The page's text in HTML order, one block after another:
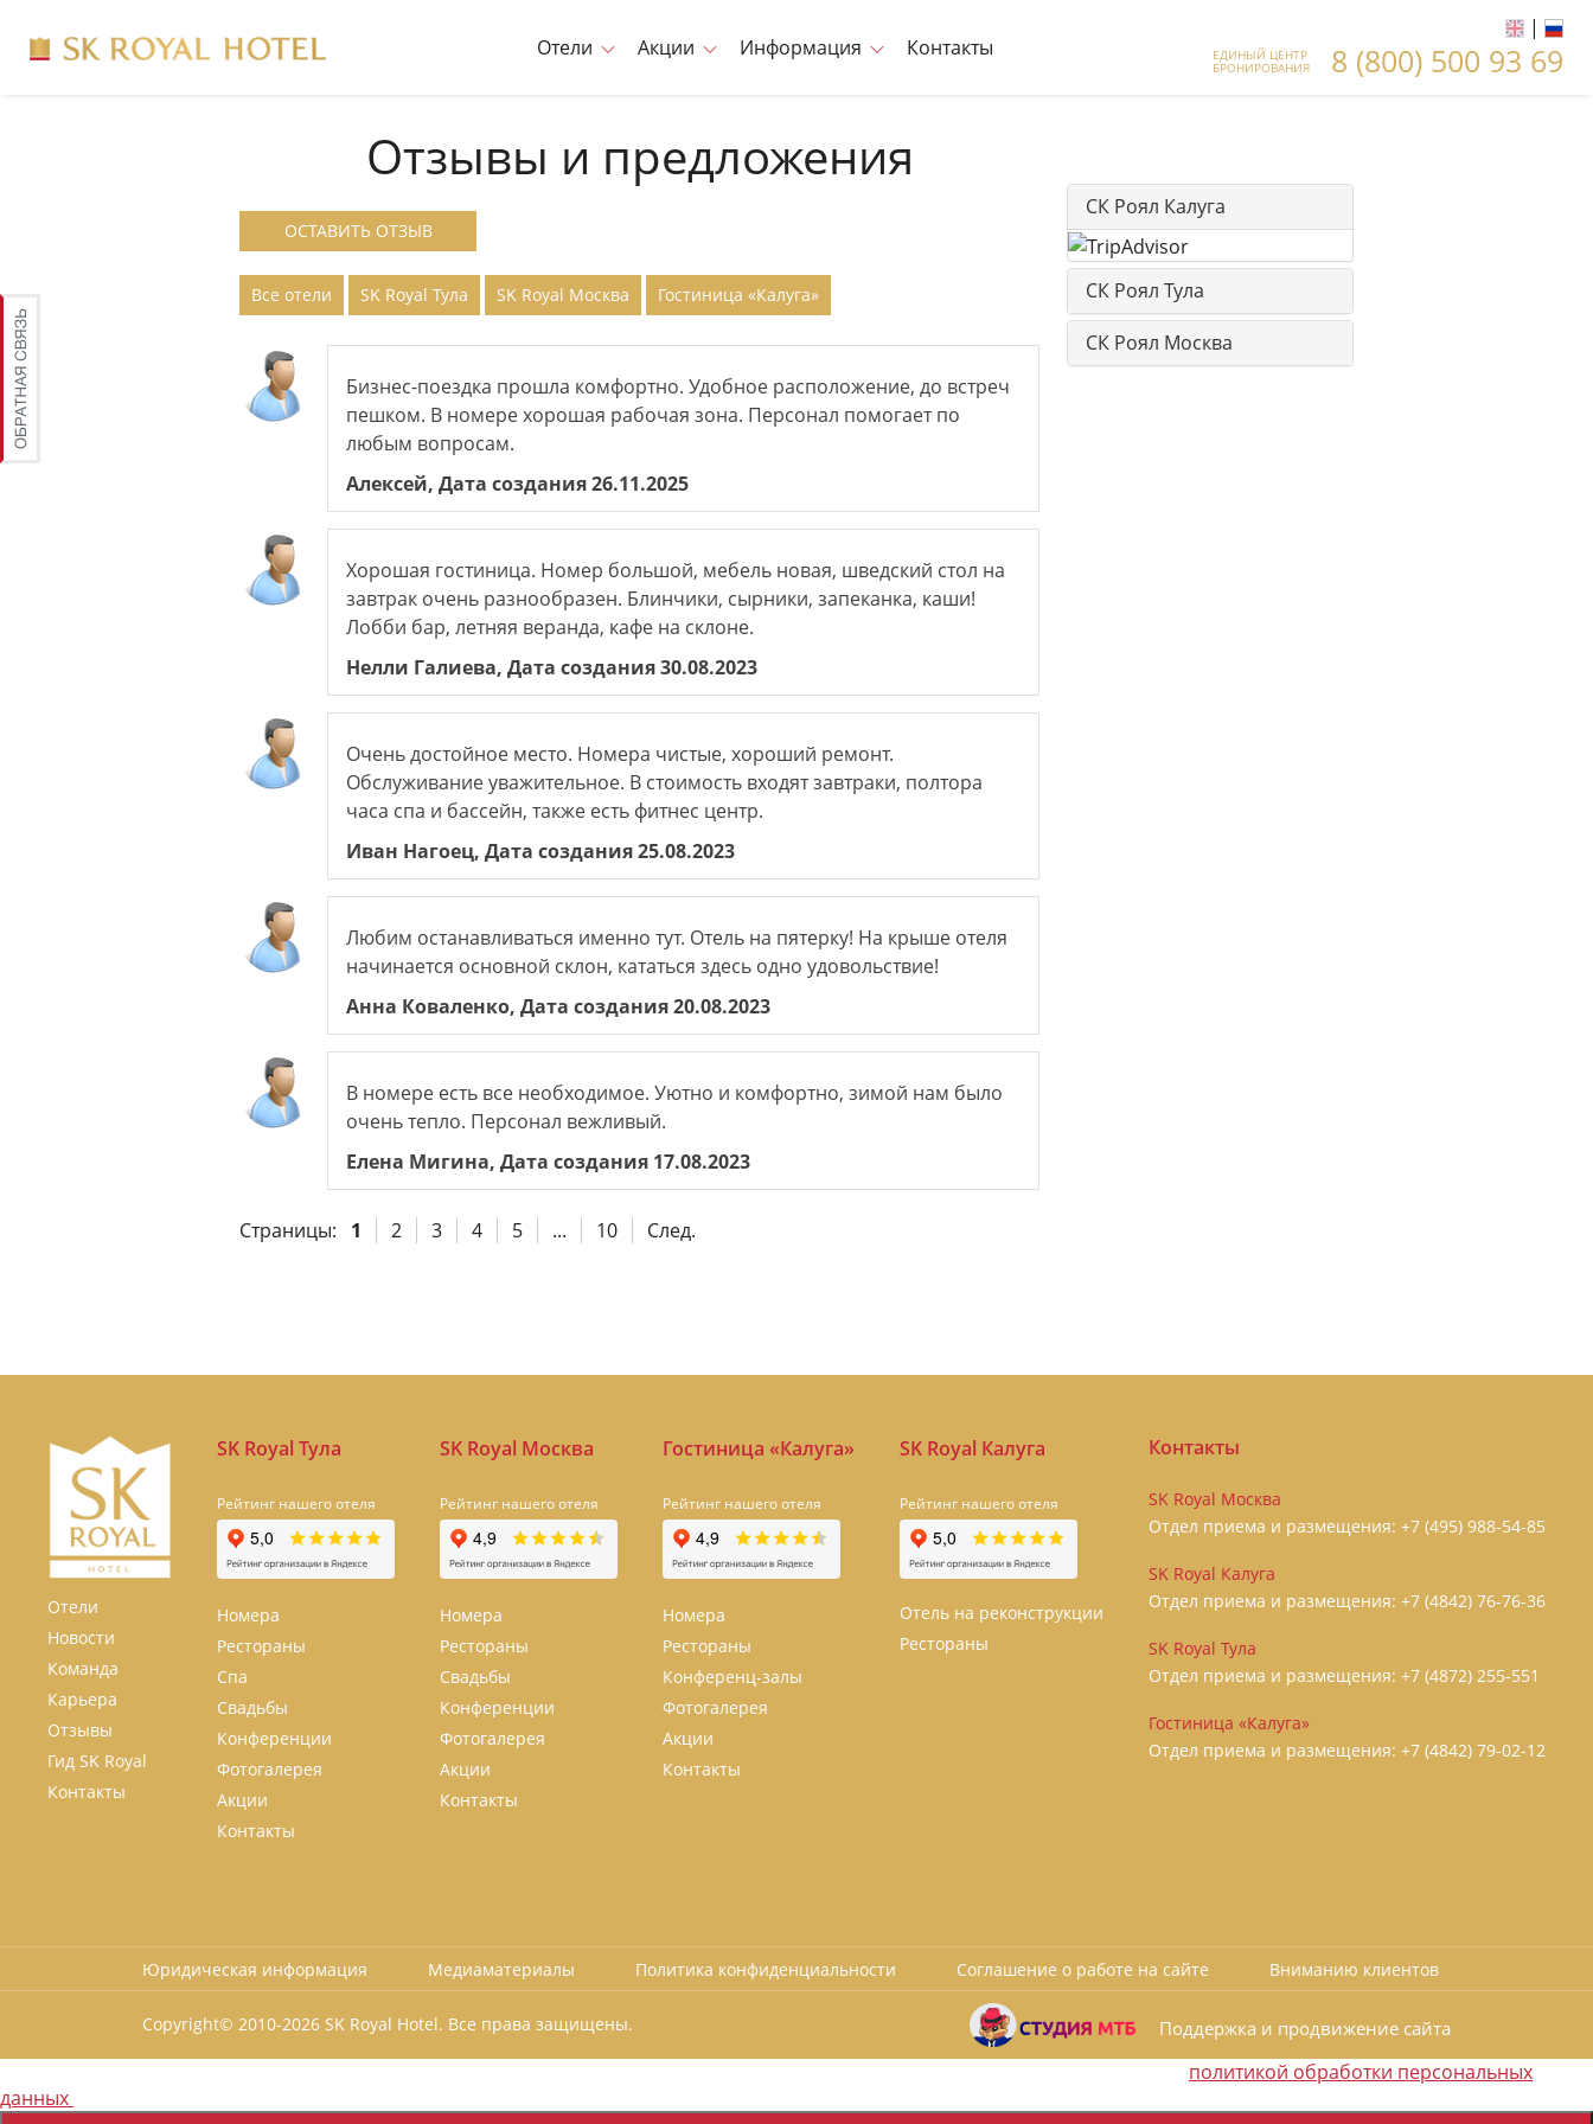
Отели Акции Информация Контакты
|
ЕДИНЫЙ ЦЕНТР
БРОНИРОВАНИЯ 8 (800) 500 93 69
Отзывы и предложения
ОСТАВИТЬ ОТЗЫВ
Все отели SK Royal Тула SK Royal Москва Гостиница «Калуга»
Бизнес-поездка прошла комфортно. Удобное расположение, до встреч
пешком. В номере хорошая рабочая зона. Персонал помогает по
любым вопросам.
Алексей, Дата создания 26.11.2025
Хорошая гостиница. Номер большой, мебель новая, шведский стол на
завтрак очень разнообразен. Блинчики, сырники, запеканка, каши!
Лобби бар, летняя веранда, кафе на склоне.
Нелли Галиева, Дата создания 30.08.2023
Очень достойное место. Номера чистые, хороший ремонт.
Обслуживание уважительное. В стоимость входят завтраки, полтора
часа спа и бассейн, также есть фитнес центр.
Иван Нагоец, Дата создания 25.08.2023
Любим останавливаться именно тут. Отель на пятерку! На крыше отеля
начинается основной склон, кататься здесь одно удовольствие!
Анна Коваленко, Дата создания 20.08.2023
В номере есть все необходимое. Уютно и комфортно, зимой нам было
очень тепло. Персонал вежливый.
Елена Мигина, Дата создания 17.08.2023
Страницы: 1 2 3 4 5 ... 10 След.
СК Роял Калуга
СК Роял Тула
СК Роял Москва
Отели
Новости
Команда
Карьера
Отзывы
Гид SK Royal
Контакты
SK Royal Тула
Рейтинг нашего отеля
Номера
Рестораны
Спа
Свадьбы
Конференции
Фотогалерея
Акции
Контакты
SK Royal Москва
Рейтинг нашего отеля
Номера
Рестораны
Свадьбы
Конференции
Фотогалерея
Акции
Контакты
Гостиница «Калуга»
Рейтинг нашего отеля
Номера
Рестораны
Конференц-залы
Фотогалерея
Акции
Контакты
SK Royal Калуга
Рейтинг нашего отеля
Отель на реконструкции
Рестораны
Контакты
SK Royal Москва
Отдел приема и размещения: +7 (495) 988-54-85
SK Royal Калуга
Отдел приема и размещения: +7 (4842) 76-76-36
SK Royal Тула
Отдел приема и размещения: +7 (4872) 255-551
Гостиница «Калуга»
Отдел приема и размещения: +7 (4842) 79-02-12
Юридическая информация Медиаматериалы Политика конфиденциальности Соглашение о работе на сайте Вниманию клиентов
Copyright© 2010-2026 SK Royal Hotel. Все права защищены.
Поддержка и продвижение сайта
политикой обработки персональных
данных